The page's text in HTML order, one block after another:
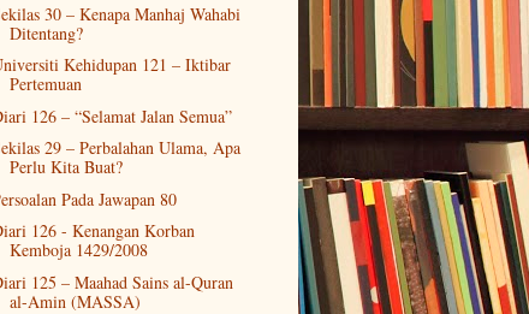
30 – Kenapa Manhaj Wahabi
Ditentang?
Kehidupan 121 – Iktibar
Pertemuan
126 – “Selamat Jalan Semua”
29 – Perbalahan Ulama, Apa
Perlu Kita Buat?
Pada Jawapan 80
126 - Kenangan Korban
Kemboja 1429/2008
125 – Maahad Sains al-Quran
al-Amin (MASSA)